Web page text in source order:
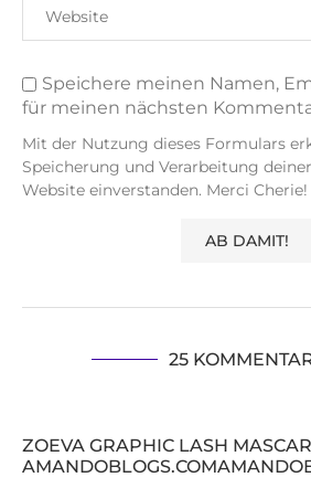
Speichere meinen Namen,
für meinen nächsten
Mit der Nutzung dieses Formulars
Speicherung und Verarbeitung
Website einverstanden. Merci Cherie!
25
ZOEVA GRAPHIC LASH